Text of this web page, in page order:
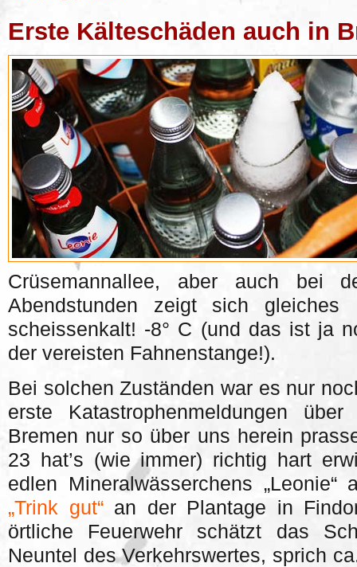
Erste Kälteschäden auch in
Crüsemannallee, aber auch bei
Abendstunden zeigt sich
scheissenkalt! -8° C (und das ist ja
der vereisten Fahnenstange!).
Bei solchen Zuständen war es nur
erste Katastrophenmeldungen
Bremen nur so über uns herein
23 hat’s (wie immer) richtig hart
edlen Mineralwässerchens „Leonie“
„Trink gut“an der Plantage in
örtliche Feuerwehr schätzt das
Neuntel des Verkehrswertes, sprich